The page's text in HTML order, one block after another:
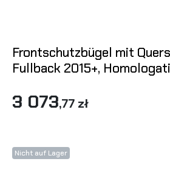
Frontschutzbügel mit
Fullback 2015+,
3 073,77 zł
Nicht auf Lager